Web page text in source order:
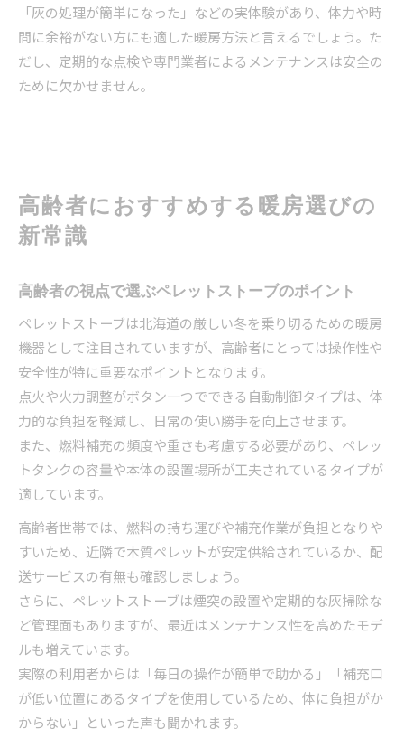
「灰の処理が簡単になった」などの実体験があり、体力や時
間に余裕がない方にも適した暖房方法と言えるでしょう。た
だし、定期的な点検や専門業者によるメンテナンスは安全の
ために欠かせません。
高齢者におすすめする暖房選びの
新常識
高齢者の視点で選ぶペレットストーブのポイント
ペレットストーブは北海道の厳しい冬を乗り切るための暖房
機器として注目されていますが、高齢者にとっては操作性や
安全性が特に重要なポイントとなります。
点火や火力調整がボタン一つでできる自動制御タイプは、体
力的な負担を軽減し、日常の使い勝手を向上させます。
また、燃料補充の頻度や重さも考慮する必要があり、ペレッ
トタンクの容量や本体の設置場所が工夫されているタイプが
適しています。
高齢者世帯では、燃料の持ち運びや補充作業が負担となりや
すいため、近隣で木質ペレットが安定供給されているか、配
送サービスの有無も確認しましょう。
さらに、ペレットストーブは煙突の設置や定期的な灰掃除な
ど管理面もありますが、最近はメンテナンス性を高めたモデ
ルも増えています。
実際の利用者からは「毎日の操作が簡単で助かる」「補充口
が低い位置にあるタイプを使用しているため、体に負担がか
からない」といった声も聞かれます。